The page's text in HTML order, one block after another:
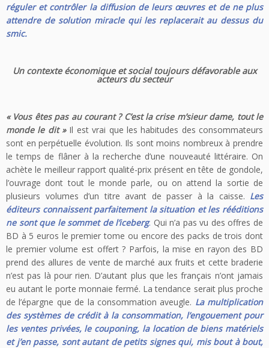
réguler et contrôler la diffusion de leurs œuvres et de ne plus
attendre de solution miracle qui les replacerait au dessus du
smic.
Un contexte économique et social toujours défavorable aux
acteurs du secteur
« Vous êtes pas au courant ? C’est la crise m’sieur dame, tout le
monde le dit » Il est vrai que les habitudes des consommateurs
sont en perpétuelle évolution. Ils sont moins nombreux à prendre
le temps de flâner à la recherche d’une nouveauté littéraire. On
achète le meilleur rapport qualité-prix présent en tête de gondole,
l’ouvrage dont tout le monde parle, ou on attend la sortie de
plusieurs volumes d’un titre avant de passer à la caisse. Les
éditeurs connaissent parfaitement la situation et les rééditions
ne sont que le sommet de l’iceberg. Qui n’a pas vu des offres de
BD à 5 euros le premier tome ou encore des packs de trois dont
le premier volume est offert ? Parfois, la mise en rayon des BD
prend des allures de vente de marché aux fruits et cette braderie
n’est pas là pour rien. D’autant plus que les français n’ont jamais
eu autant le porte monnaie fermé. La tendance serait plus proche
de l’épargne que de la consommation aveugle. La multiplication
des systèmes de crédit à la consommation, l’engouement pour
les ventes privées, le couponing, la location de biens matériels
et j’en passe, sont autant de petits signes qui, mis bout à bout,